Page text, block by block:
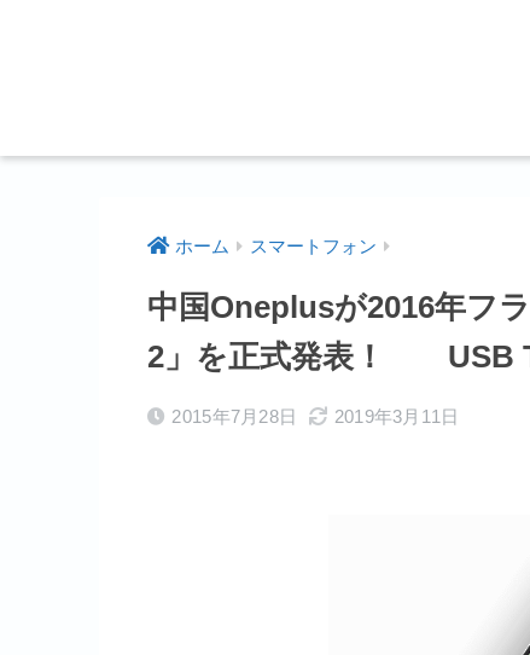
ホーム スマートフォン
中国Oneplusが2016年フ
2」を正式発表！ USB
2015年7月28日 2019年3月11日